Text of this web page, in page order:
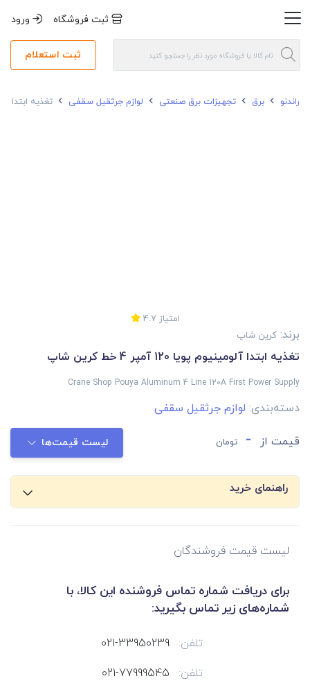
ثبت فروشگاه ورود
ثبت استعلام
راندنو برق تجهیزات برق صنعتی لوازم جرثقیل سقفی تغذیه ابتدا آلومینیوم
امتیاز 4.7
برند: کرین شاپ
تغذیه ابتدا آلومینیوم پویا 120 آمپر 4 خط کرین شاپ
Crane Shop Pouya Aluminum 4 Line 120A First Power Supply
دسته‌بندی: لوازم جرثقیل سقفی
قیمت از - تومان لیست قیمت‌ها
راهنمای خرید
لیست قیمت فروشندگان
برای دریافت شماره تماس فروشنده این کالا، با
شماره‌های زیر تماس بگیرید:
تلفن:
021-33950239
تلفن:
021-77999545